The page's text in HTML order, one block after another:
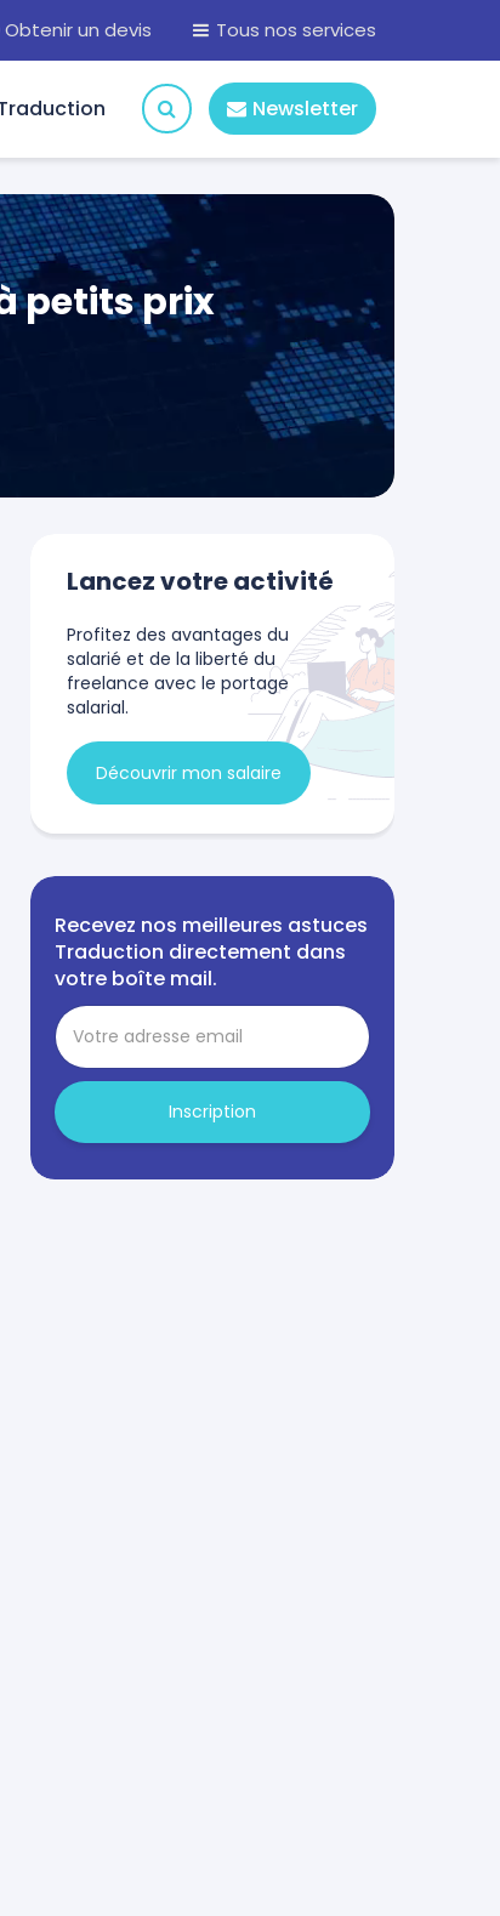
Obtenir un devis Tous nos services
Newsletter
petits prix
Lancez votre activité
Profitez des avantages du
salarié et de la liberté du
freelance avec le portage
salarial.
Découvrir mon salaire
Recevez nos meilleures astuces
Traduction directement dans
votre boîte mail.
Inscription